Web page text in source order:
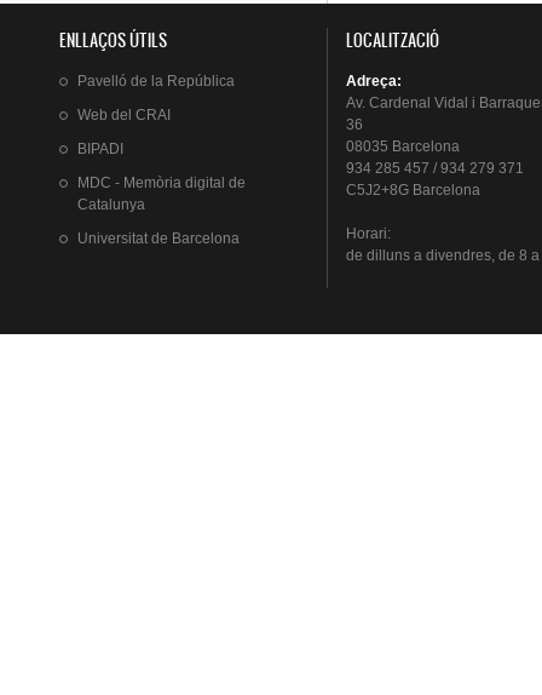
ENLLAÇOS ÚTILS
Pavelló de la República
Web del CRAI
BIPADI
MDC - Memòria digital de
Catalunya
Universitat de Barcelona
LOCALITZACIÓ
Adreça:
Av. Cardenal Vidal i
36
08035 Barcelona
934 285 457 / 934 279 371
C5J2+8G Barcelona
Horari:
de dillunsa divendres, de 8